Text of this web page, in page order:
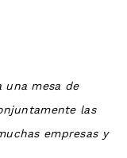
una mesa de
las
empresas y